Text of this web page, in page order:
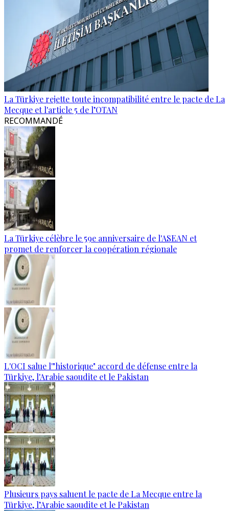
La Türkiye rejette toute incompatibilité entre le pacte de La
Mecque et l'article 5 de l’OTAN
RECOMMANDÉ
La Türkiye célèbre le 59e anniversaire de l'ASEAN et
promet de renforcer la coopération régionale
L'OCI salue l'"historique" accord de défense entre la
Türkiye, l'Arabie saoudite et le Pakistan
Plusieurs pays saluent le pacte de La Mecque entre la
Türkiye, l’Arabie saoudite et le Pakistan